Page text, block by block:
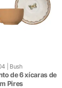
Bush
de 6 xícaras de
Pires
o